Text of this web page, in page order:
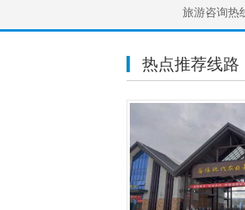
旅游咨询热
热点推荐线路